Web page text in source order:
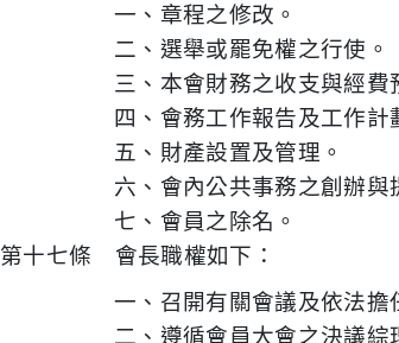
一、章程之修改。
二、選舉或罷免權之行使。
三、本會財務之收支與經
四、會務工作報告及工作計
五、財產設置及管理。
六、會內公共事務之創辦與
七、會員之除名。
第十七條 會長職權如下：
一、召開有關會議及依法擔
二、遵循會員大會之決議綜